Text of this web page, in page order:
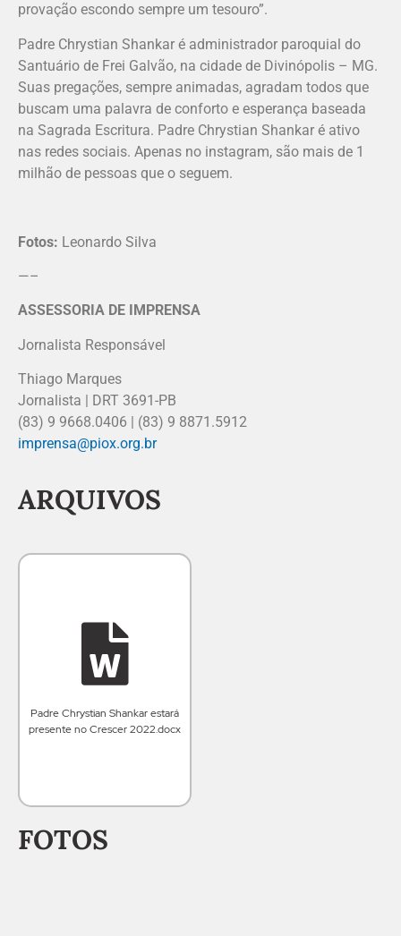
provação escondo sempre um tesouro”.
Padre Chrystian Shankar é administrador paroquial do
Santuário de Frei Galvão, na cidade de Divinópolis – MG.
Suas pregações, sempre animadas, agradam todos que
buscam uma palavra de conforto e esperança baseada
na Sagrada Escritura. Padre Chrystian Shankar é ativo
nas redes sociais. Apenas no instagram, são mais de 1
milhão de pessoas que o seguem.
Fotos: Leonardo Silva
—–
ASSESSORIA DE IMPRENSA
Jornalista Responsável
Thiago Marques
Jornalista | DRT 3691-PB
(83) 9 9668.0406 | (83) 9 8871.5912
imprensa@piox.org.br
ARQUIVOS
Padre Chrystian Shankar estará
presente no Crescer 2022.docx
FOTOS